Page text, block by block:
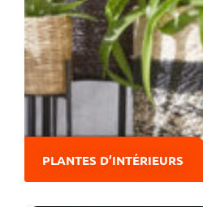
PLANTES D’INTÉRIEURS